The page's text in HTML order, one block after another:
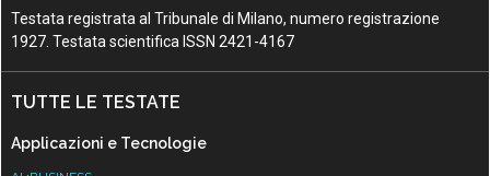
Testata registrata al Tribunale di Milano, numero registrazione
1927. Testata scientifica ISSN 2421-4167
TUTTE LE TESTATE
Applicazioni e Tecnologie